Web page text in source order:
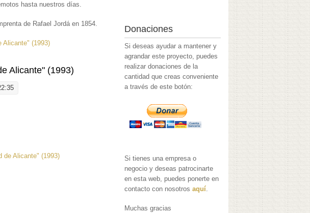
hasta nuestros días.
de Rafael Jordá en 1854.
Alicante" (1993)
Alicante" (1993)
de Alicante" (1993)
Donaciones
Si deseas ayudar a mantener y
agrandar este proyecto, puedes
realizar donaciones de la
cantidad que creas conveniente
a través de este botón:
Si tienes una empresa o
negocio y deseas patrocinarte
en esta web, puedes ponerte en
contacto con nosotrosaquí.
Muchas gracias